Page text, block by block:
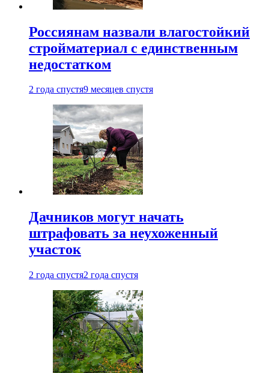
Россиянам назвали влагостойкий
стройматериал с единственным
недостатком
2 года спустя9 месяцев спустя
Дачников могут начать
штрафовать за неухоженный
участок
2 года спустя2 года спустя